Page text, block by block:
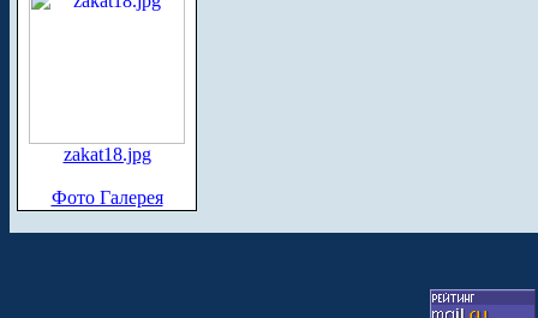
zakat18.jpg
Фото Галерея